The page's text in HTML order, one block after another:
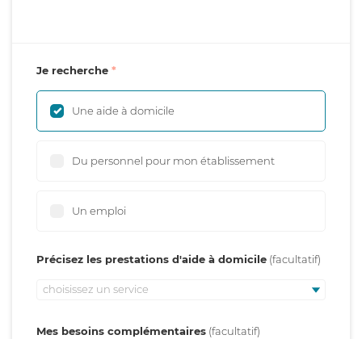
Je recherche
Une aide à domicile
Du personnel pour mon établissement
Un emploi
Précisez les prestations d'aide à domicile
choisissez un service
Mes besoins complémentaires